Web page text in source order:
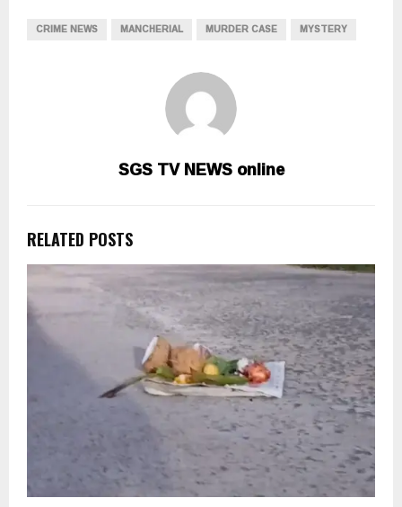
CRIME NEWS MANCHERIAL MURDER CASE MYSTERY
SGS TV NEWS online
RELATED POSTS